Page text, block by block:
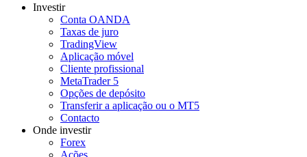
Investir
Conta OANDA
Taxas de juro
TradingView
Aplicação móvel
Cliente profissional
MetaTrader 5
Opções de depósito
Transferir a aplicação ou o MT5
Contacto
Onde investir
Forex
Ações